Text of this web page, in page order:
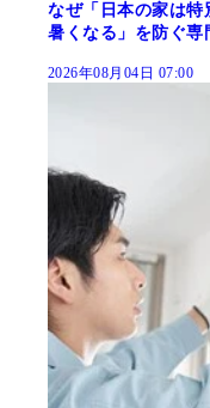
なぜ「日本の家は
暑くなる」を防ぐ専
2026年08月04日 07:00